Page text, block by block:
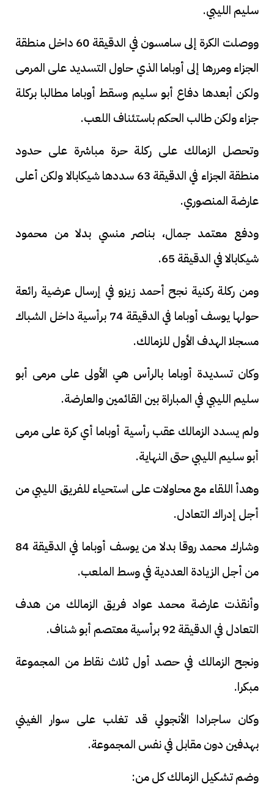
سليم الليبي.
ووصلت الكرة إلى سامسون في الدقيقة 60 داخل منطقة
الجزاء ومررها إلى أوباما الذي حاول التسديد على المرمى
ولكن أبعدها دفاع أبو سليم وسقط أوباما مطالبا بركلة
جزاء ولكن طالب الحكم باستئناف اللعب.
وتحصل الزمالك على ركلة حرة مباشرة على حدود
منطقة الجزاء في الدقيقة 63 سددها شيكابالا ولكن أعلى
عارضة المنصوري.
ودفع معتمد جمال، بناصر منسي بدلا من محمود
شيكابالا في الدقيقة 65.
ومن ركلة ركنية نجح أحمد زيزو في إرسال عرضية رائعة
حولها يوسف أوباما في الدقيقة 74 برأسية داخل الشباك
مسجلا الهدف الأول للزمالك.
وكان تسديدة أوباما بالرأس هي الأولى على مرمى أبو
سليم الليبي في المباراة بين القائمين والعارضة.
ولم يسدد الزمالك عقب رأسية أوباما أي كرة على مرمى
أبو سليم الليبي حتى النهاية.
وهدأ اللقاء مع محاولات على استحياء للفريق الليبي من
أجل إدراك التعادل.
وشارك محمد روقا بدلا من يوسف أوباما في الدقيقة 84
من أجل الزيادة العددية في وسط الملعب.
وأنقذت عارضة محمد عواد فريق الزمالك من هدف
التعادل في الدقيقة 92 برأسية معتصم أبو شناف.
ونجح الزمالك في حصد أول ثلاث نقاط من المجموعة
مبكرا.
وكان ساجرادا الأنجولي قد تغلب على سوار الغيني
بهدفين دون مقابل في نفس المجموعة.
وضم تشكيل الزمالك كل من: